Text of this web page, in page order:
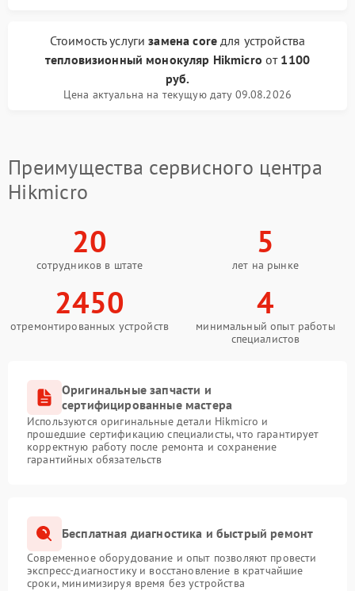
Стоимость услугизамена coreдля устройства
тепловизионный монокуляр Hikmicro от 1100
руб.
Цена актуальна на текущую дату 09.08.2026
Преимущества сервисного центра
Hikmicro
20
сотрудников в штате
5
лет на рынке
2450
отремонтированных устройств
4
минимальный опыт работы
специалистов
Оригинальные запчасти и
сертифицированные мастера
Используются оригинальные детали Hikmicro и
прошедшие сертификацию специалисты, что гарантирует
корректную работу после ремонта и сохранение
гарантийных обязательств
Бесплатная диагностика и быстрый ремонт
Современное оборудование и опыт позволяют провести
экспресс-диагностику и восстановление в кратчайшие
сроки, минимизируя время без устройства